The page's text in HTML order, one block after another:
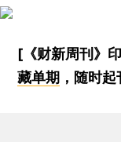
[《财新周刊》
藏单期 ，随时